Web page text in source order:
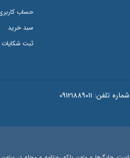
حساب
سبد خرید
ثبت شکایات
شماره تلفن: 09121889011